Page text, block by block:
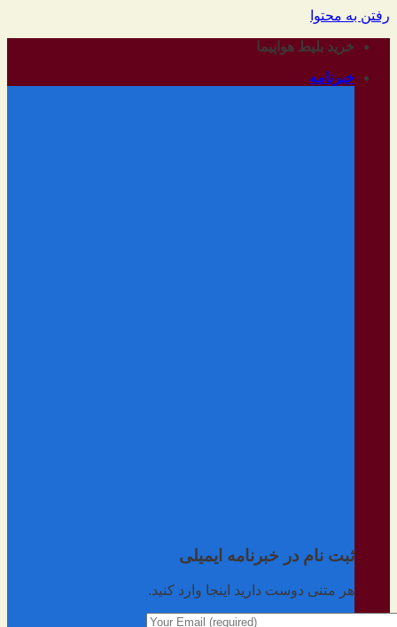
رفتن به محتوا
خرید بلیط هواپیما
خبرنامه
ثبت نام در خبرنامه ایمیلی
هر متنی دوست دارید اینجا وارد کنید.